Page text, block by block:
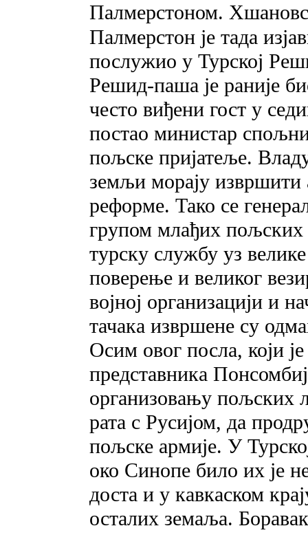
Палмерстоном.
Палмерстон је тада
послужио у Турској
Решид-паша је раније
често виђени гост у
постао министар
пољске пријатеље.
земљи морају извршити
реформе. Тако се
групом млађих
турску службу уз
поверење и великог
војној организацији и
тачака извршене су
Осим овог посла, који
представника
организовању пољских
рата с Русијом, да
пољске армије. У
око Синопе било их је
доста и у кавкаском
осталих земаља.